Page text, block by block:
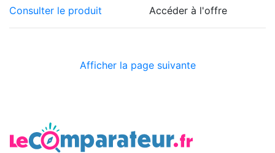
Consulter le produit
Accéder à l'offre
Afficher la page suivante